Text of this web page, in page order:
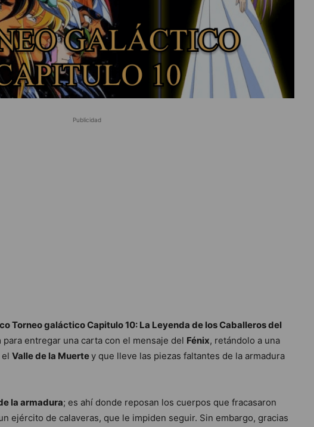
Publicidad
Torneo galáctico Capitulo 10: La Leyenda de los Caballeros del
para entregar una carta con el mensaje del Fénix, retándolo a una
Valle de la Muertey que lleve las piezas faltantes de la armadura
la armadura; es ahí donde reposan los cuerpos que fracasaron
ejército de calaveras, que le impiden seguir. Sin embargo, gracias